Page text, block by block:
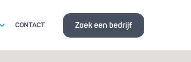
CONTACT Zoek een bedrijf